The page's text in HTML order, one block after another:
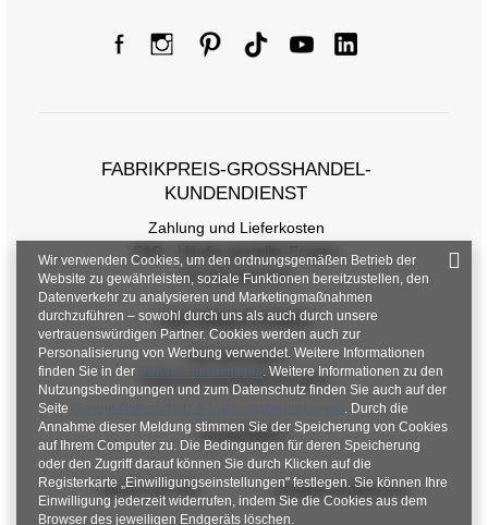
[A] Brustumfang 130
[E] Ärmellänge 71
FABRIKPREIS-GROSSHANDEL-K
UNDENDIENST
Zahlung und Lieferkosten
FAQ - Häufig gestellte Fragen
Rückgabepolitik
INFORMATIONEN
Verordnungen
Datenschutzbestimmungen
KONTAKT
+48 601 547 740 hurt@factoryprice.eu
Wir verwenden Cookies, um den ordnungsgemäßen Betrieb der
Website zu gewährleisten, soziale Funktionen bereitzustellen, den
Datenverkehr zu analysieren und Marketingmaßnahmen
durchzuführen – sowohl durch uns als auch durch unsere
vertrauenswürdigen Partner. Cookies werden auch zur
Personalisierung von Werbung verwendet. Weitere Informationen
finden Sie in der
Datenschutzrichtlinie. Weitere Informationen zu den
Nutzungsbedingungen und zum Datenschutz finden Sie auch auf der
Seite
. Durch die
Annahme dieser Meldung stimmen Sie der Speicherung von Cookies
auf Ihrem Computer zu. Die Bedingungen für deren Speicherung
oder den Zugriff darauf können Sie durch Klicken auf die
Registerkarte „Einwilligungseinstellungen" festlegen. Sie können Ihre
Einwilligung jederzeit widerrufen, indem Sie die Cookies aus dem
Browser des jeweiligen Endgeräts löschen.